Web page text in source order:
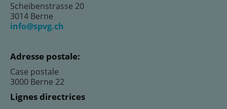
Scheibenstrasse 20
3014 Berne
info@spvg.ch
Adresse postale:
Case postale
3000 Berne 22
Lignes directrices